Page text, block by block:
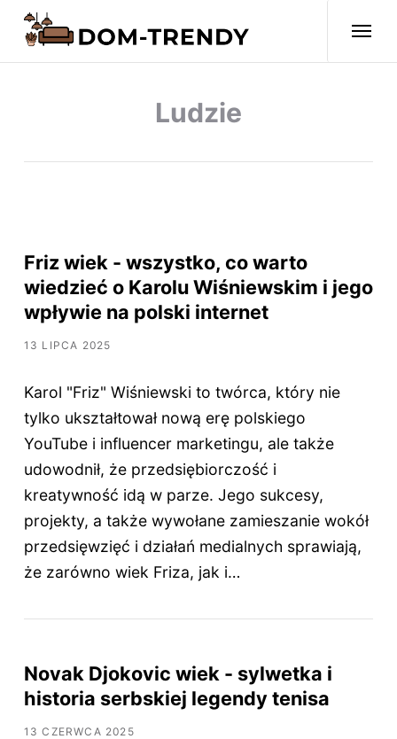
Ludzie
Friz wiek - wszystko, co warto
wiedzieć o Karolu Wiśniewskim i jego
wpływie na polski internet
13 LIPCA 2025
Karol "Friz" Wiśniewski to twórca, który nie
tylko ukształtował nową erę polskiego
YouTube i influencer marketingu, ale także
udowodnił, że przedsiębiorczość i
kreatywność idą w parze. Jego sukcesy,
projekty, a także wywołane zamieszanie wokół
przedsięwzięć i działań medialnych sprawiają,
że zarówno wiek Friza, jak i…
Novak Djokovic wiek - sylwetka i
historia serbskiej legendy tenisa
13 CZERWCA 2025